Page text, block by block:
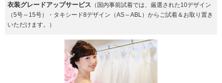
衣装グレードアップサービス （国内事前試着では、厳選された10デザイン
（5号～15号）・タキシード8デザイン（AS～ABL）からご試着＆お取り置き
いただけます。）